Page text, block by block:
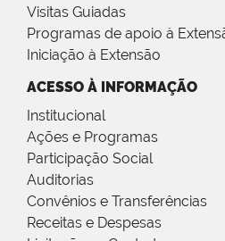
Visitas Guiadas
Programas de apoio à
Iniciação à Extensão
ACESSO À INFORMAÇÃO
Institucional
Ações e Programas
Participação Social
Auditorias
Convênios e Transferências
Receitas e Despesas